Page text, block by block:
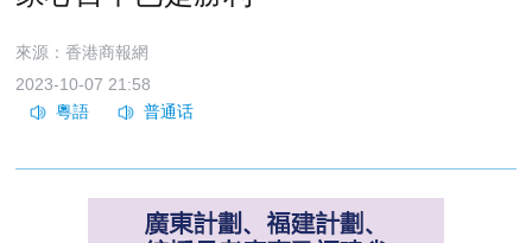
來源：香港商報網
2023-10-07 21:58